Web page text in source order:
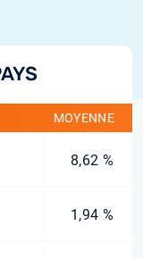
MOYENNE
8,62 %
1,94 %